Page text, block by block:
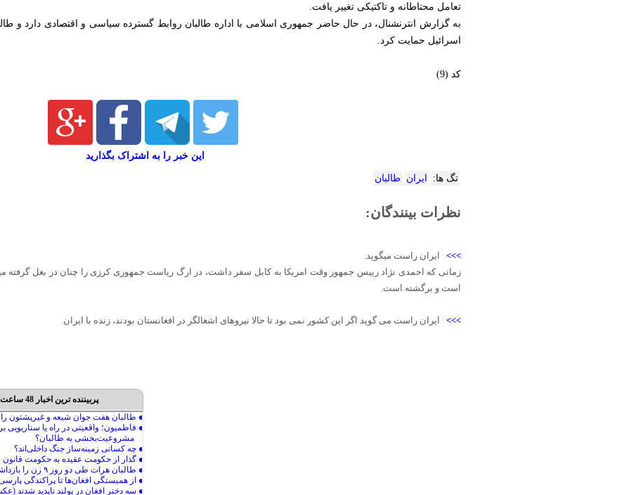
تعامل محتاطانه و تاکتیکی تغییر یافت.
به گزارش انترنشنال، در حال حاضر جمهوری اسلامی با اداره طالبان روابط گسترده سیاسی و اقتصادی دارد و
اسرائیل حمایت کرد.
کد (9)
این خبر را به اشتراک بگذارید
تگ ها: ایران طالبان
نظرات بینندگان:
>>> ایران راست میگوید.
زمانی که احمدی نژاد رییس جمهور وقت امریکا به کابل سفر داشت، در ارگ ریاست جمهوری کرزی را چنان در بغل
است و برگشته است.
>>> ایران راست می گوید اگر این کشور نمی بود تا حالا نیروهای اشغالگر در افغانستان بودند، زنده با ایران
پربیننده ترین اخبار 48 ساعت گذشته